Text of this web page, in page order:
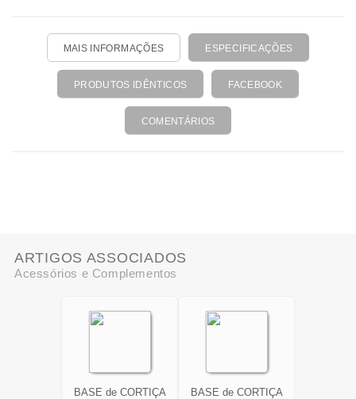
suculento, rico e cheio de tradição, onde cada ingrediente
cozinha no seu próprio vapor, garantindo uma experiência
gastronómica autêntica e memorável.
MAIS INFORMAÇÕES ESPECIFICAÇÕES
PRODUTOS IDÊNTICOS FACEBOOK
COMENTÁRIOS
ARTIGOS ASSOCIADOS
Acessórios e Complementos
BASE de CORTIÇA
BASE de CORTIÇA